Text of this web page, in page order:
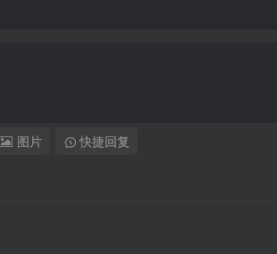
图片 快捷回复